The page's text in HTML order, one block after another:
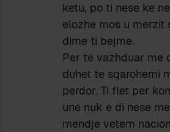
ketu, po ti nese ke
elozhe mos u merzit
dime ti bejme.
Per te vazhduar me
duhet te sqarohemi
perdor. Ti flet per
une nuk e di nese
mendje vetem